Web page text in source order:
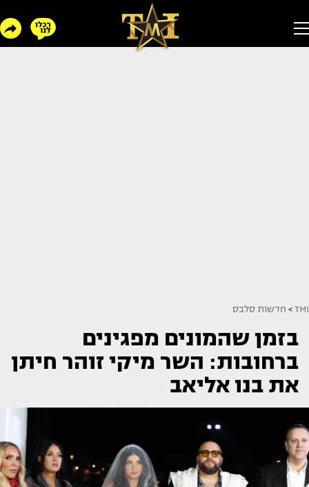
TMI
> חדשות סלבס
בזמן שהמונים מפגינים
ברחובות: השר מיקי זוהר חיתן
את בנו אליאב